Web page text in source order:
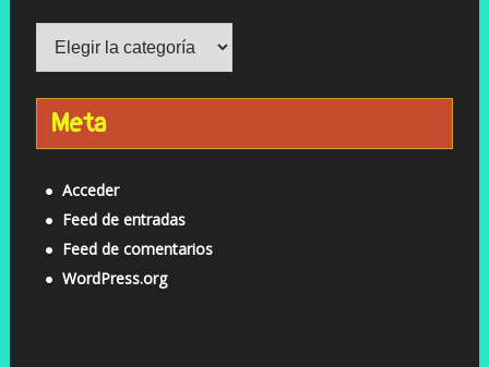
Categorías
Meta
Acceder
Feed de entradas
Feed de comentarios
WordPress.org